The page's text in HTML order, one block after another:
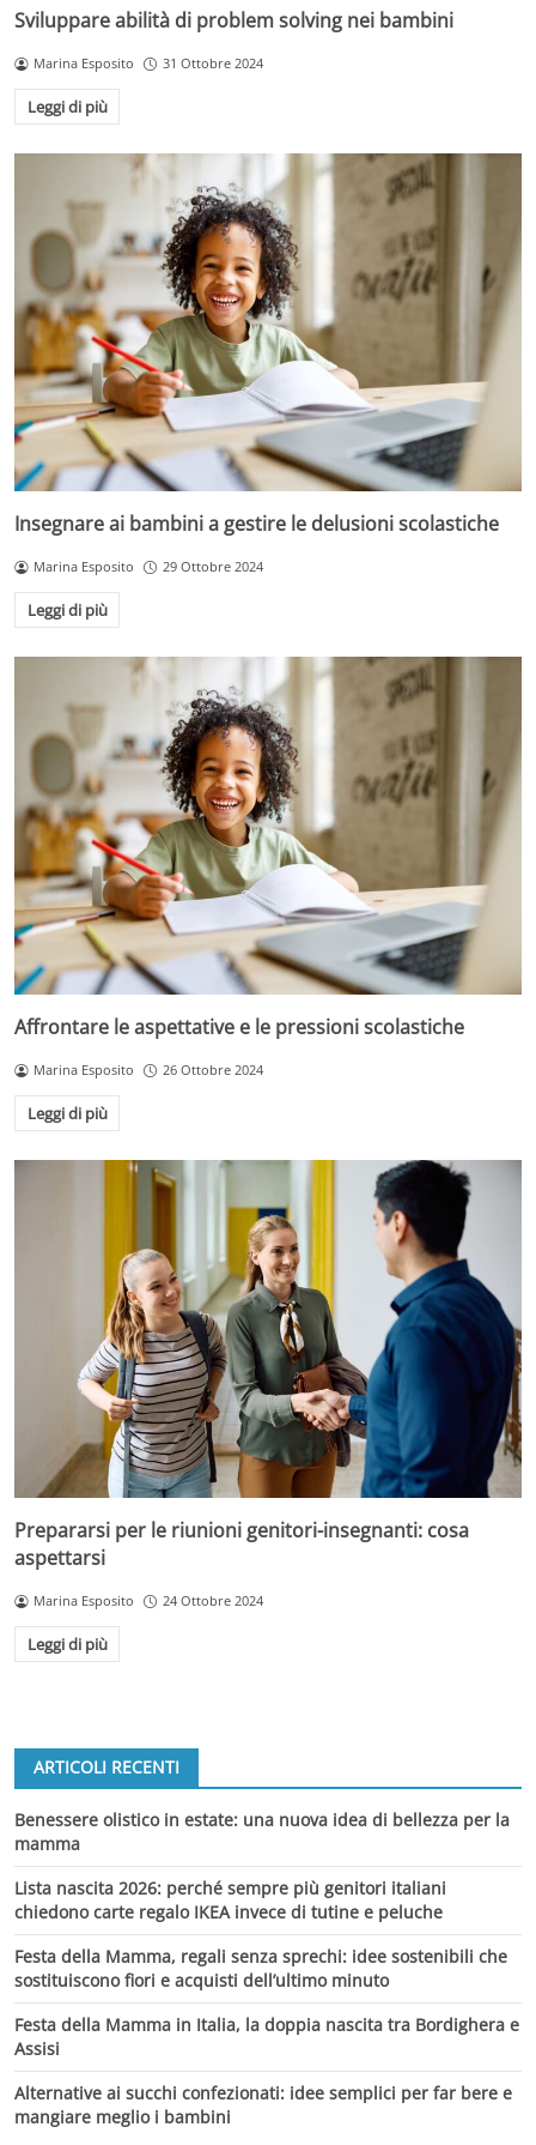
Sviluppare abilità di problem solving nei bambini
Marina Esposito 31 Ottobre 2024
Leggi di più
Insegnare ai bambini a gestire le delusioni scolastiche
Marina Esposito 29 Ottobre 2024
Leggi di più
Affrontare le aspettative e le pressioni scolastiche
Marina Esposito 26 Ottobre 2024
Leggi di più
Prepararsi per le riunioni genitori-insegnanti: cosa
aspettarsi
Marina Esposito 24 Ottobre 2024
Leggi di più
ARTICOLI RECENTI
Benessere olistico in estate: una nuova idea di bellezza per la
mamma
Lista nascita 2026: perché sempre più genitori italiani
chiedono carte regalo IKEA invece di tutine e peluche
Festa della Mamma, regali senza sprechi: idee sostenibili che
sostituiscono fiori e acquisti dell’ultimo minuto
Festa della Mamma in Italia, la doppia nascita tra Bordighera e
Assisi
Alternative ai succhi confezionati: idee semplici per far bere e
mangiare meglio i bambini